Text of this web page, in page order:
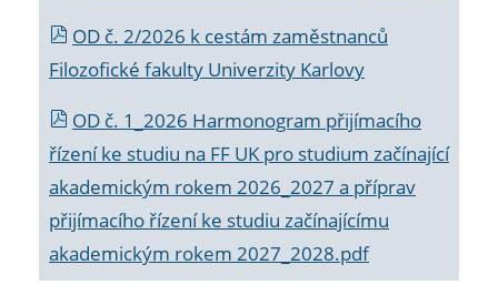
OD č. 2/2026 k cestám zaměstnanců
Filozofické fakulty Univerzity Karlovy
OD č. 1_2026 Harmonogram přijímacího
řízení ke studiu na FF UK pro studium začínající
akademickým rokem 2026_2027 a příprav
přijímacího řízení ke studiu začínajícímu
akademickým rokem 2027_2028.pdf